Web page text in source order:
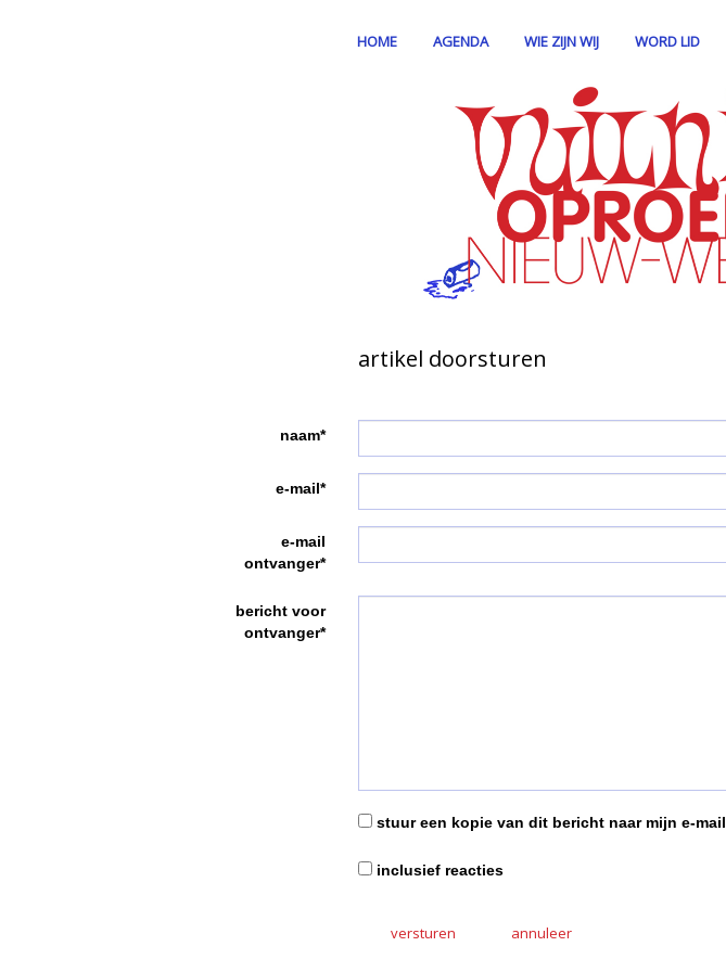
HOME AGENDA WIE ZIJN WIJ WORD LID
artikel doorsturen
naam*
e-mail*
e-mail
ontvanger*
bericht voor
ontvanger*
stuur een kopie van dit bericht naar mijn e-mail
inclusief reacties
versturen